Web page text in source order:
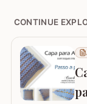
CONTINUE